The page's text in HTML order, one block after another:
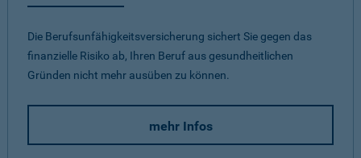
Die Berufsunfähigkeitsversicherung sichert Sie gegen das
finanzielle Risiko ab, Ihren Beruf aus gesundheitlichen
Gründen nicht mehr ausüben zu können.
mehr Infos